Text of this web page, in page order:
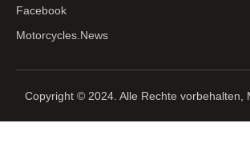
Facebook
Motorcycles.News
Copyright © 2024. Alle Rechte vorbehalten,